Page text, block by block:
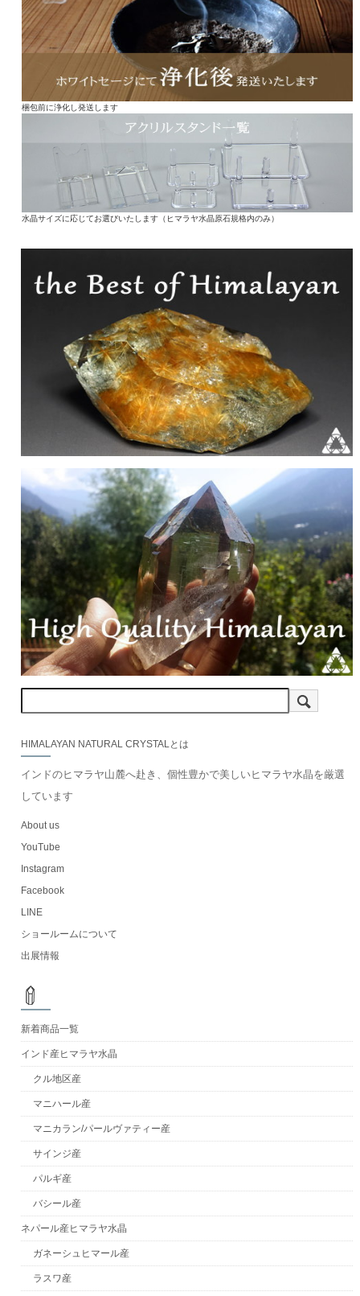
梱包前に浄化し発送します
水晶サイズに応じてお選びいたします（ヒマラヤ水晶原石規格内のみ）
HIMALAYAN NATURAL CRYSTALとは
インドのヒマラヤ山麓へ赴き、個性豊かで美しいヒマラヤ水晶を厳選
しています
About us
YouTube
Instagram
Facebook
LINE
ショールームについて
出展情報
新着商品一覧
インド産ヒマラヤ水晶
クル地区産
マニハール産
マニカラン/パールヴァティー産
サインジ産
パルギ産
バシール産
ネパール産ヒマラヤ水晶
ガネーシュヒマール産
ラスワ産